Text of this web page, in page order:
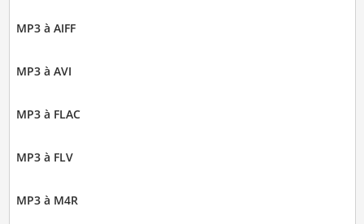
MP3 à AIFF
MP3 à AVI
MP3 à FLAC
MP3 à FLV
MP3 à M4R